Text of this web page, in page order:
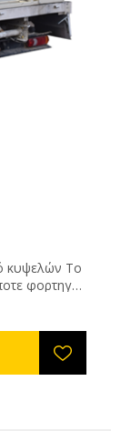
κυψελών Το
φορτηγό
Χάρη